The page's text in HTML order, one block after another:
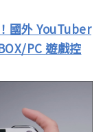
國外 YouTuber
PC 遊戲控